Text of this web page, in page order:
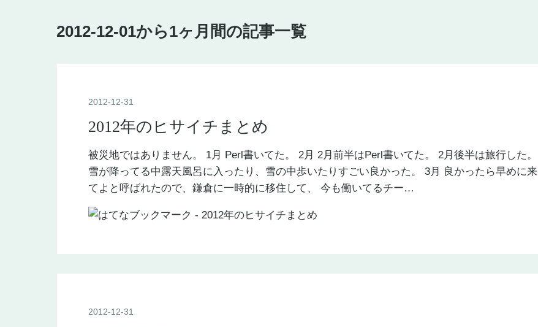
2012-12-01から1ヶ月間の記事一覧
2012-12-31
2012年のヒサイチまとめ
被災地ではありません。 1月 Perl書いてた。 2月 2月前半はPerl書いてた。 2月後半は旅行した。
雪が降ってる中露天風呂に入ったり、雪の中歩いたりすごい良かった。 3月 良かったら早めに来
てよと呼ばれたので、鎌倉に一時的に移住して、 今も働いてるチー…
2012-12-31